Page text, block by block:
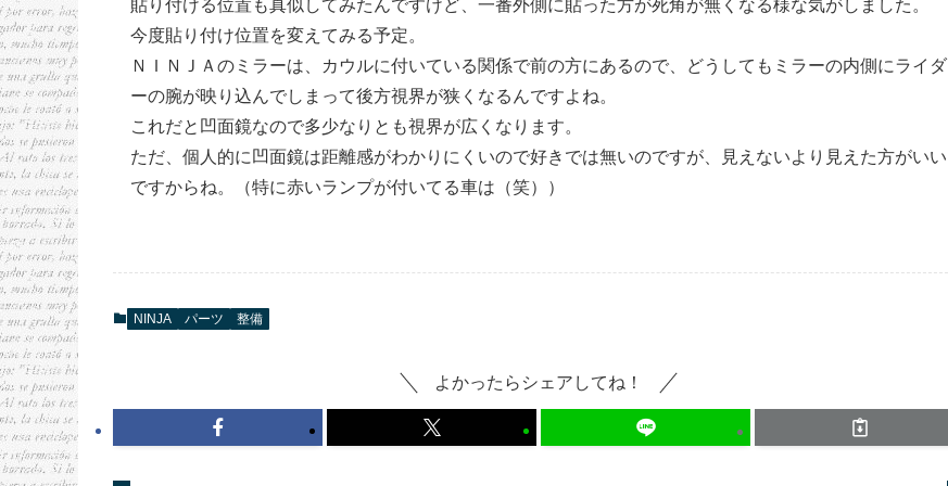
貼り付ける位置も真似してみたんですけど、一番外側に貼った方が死角が無くなる様な気がしました。
今度貼り付け位置を変えてみる予定。
ＮＩＮＪＡのミラーは、カウルに付いている関係で前の方にあるので、どうしてもミラーの内側にライダ
ーの腕が映り込んでしまって後方視界が狭くなるんですよね。
これだと凹面鏡なので多少なりとも視界が広くなります。
ただ、個人的に凹面鏡は距離感がわかりにくいので好きでは無いのですが、見えないより見えた方がいい
ですからね。（特に赤いランプが付いてる車は（笑））
NINJA パーツ 整備
よかったらシェアしてね！